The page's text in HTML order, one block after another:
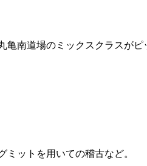
南道場のミックスクラスがピ
ミットを用いての稽古など。